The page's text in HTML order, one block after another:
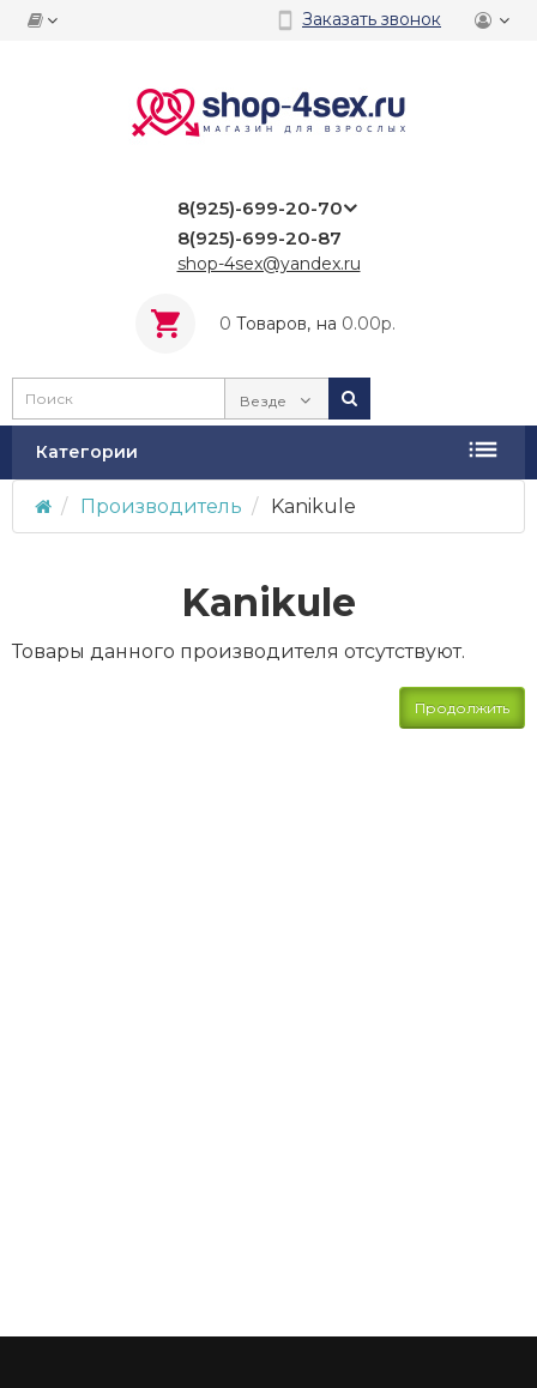
Заказать звонок
8(925)-699-20-70
8(925)-699-20-87
shop-4sex@yandex.ru
0 Tоваров, на 0.00р.
Везде
Категории
Производитель Kanikule
Kanikule
Товары данного производителя отсутствуют.
Продолжить